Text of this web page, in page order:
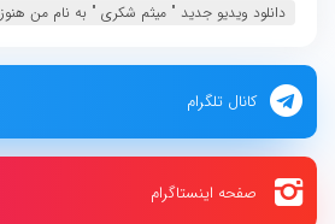
دانلود ویدیو جديد " میثم شکری " به نام من هنوز
کانال تلگرام
صفحه اینستاگرام